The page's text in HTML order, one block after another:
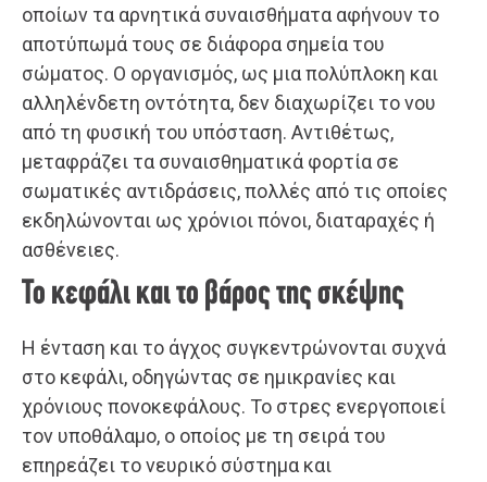
οποίων τα αρνητικά συναισθήματα αφήνουν το
αποτύπωμά τους σε διάφορα σημεία του
σώματος. Ο οργανισμός, ως μια πολύπλοκη και
αλληλένδετη οντότητα, δεν διαχωρίζει το νου
από τη φυσική του υπόσταση. Αντιθέτως,
μεταφράζει τα συναισθηματικά φορτία σε
σωματικές αντιδράσεις, πολλές από τις οποίες
εκδηλώνονται ως χρόνιοι πόνοι, διαταραχές ή
ασθένειες.
Το κεφάλι και το βάρος της σκέψης
Η ένταση και το άγχος συγκεντρώνονται συχνά
στο κεφάλι, οδηγώντας σε ημικρανίες και
χρόνιους πονοκεφάλους. Το στρες ενεργοποιεί
τον υποθάλαμο, ο οποίος με τη σειρά του
επηρεάζει το νευρικό σύστημα και